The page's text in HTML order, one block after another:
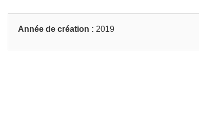
Année de création : 2019